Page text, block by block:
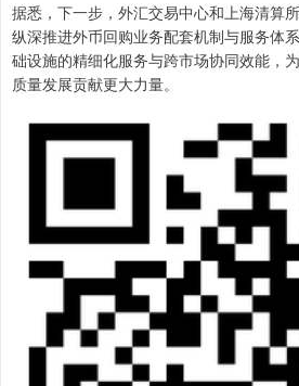
据悉，下一步，外汇交易中心和上海清算
纵深推进外币回购业务配套机制与服务体
础设施的精细化服务与跨市场协同效能，
质量发展贡献更大力量。